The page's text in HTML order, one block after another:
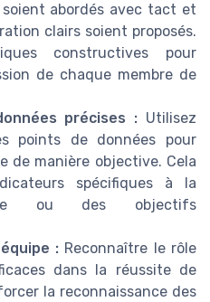
abordés avec tact et
clairs soient proposés.
constructives pour
de chaque membre de
précises : Utilisez
points de données pour
de manière objective. Cela
spécifiques à la
ou des objectifs
: Reconnaître le rôle
dans la réussite de
la reconnaissance des